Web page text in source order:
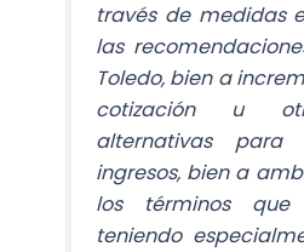
través de medidas
las
Toledo, bien a
cotización u
alternativas para
ingresos, bien a
los términos que
teniendo